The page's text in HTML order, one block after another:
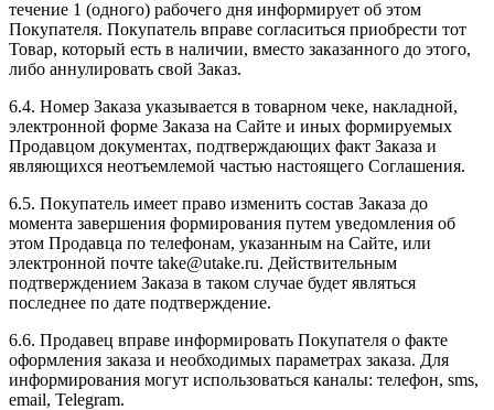
течение 1 (одного) рабочего дня информирует об этом
Покупателя. Покупатель вправе согласиться приобрести тот
Товар, который есть в наличии, вместо заказанного до этого,
либо аннулировать свой Заказ.
6.4. Номер Заказа указывается в товарном чеке, накладной,
электронной форме Заказа на Сайте и иных формируемых
Продавцом документах, подтверждающих факт Заказа и
являющихся неотъемлемой частью настоящего Соглашения.
6.5. Покупатель имеет право изменить состав Заказа до
момента завершения формирования путем уведомления об
этом Продавца по телефонам, указанным на Сайте, или
электронной почте take@utake.ru. Действительным
подтверждением Заказа в таком случае будет являться
последнее по дате подтверждение.
6.6. Продавец вправе информировать Покупателя о факте
оформления заказа и необходимых параметрах заказа. Для
информирования могут использоваться каналы: телефон, sms,
email, Telegram.